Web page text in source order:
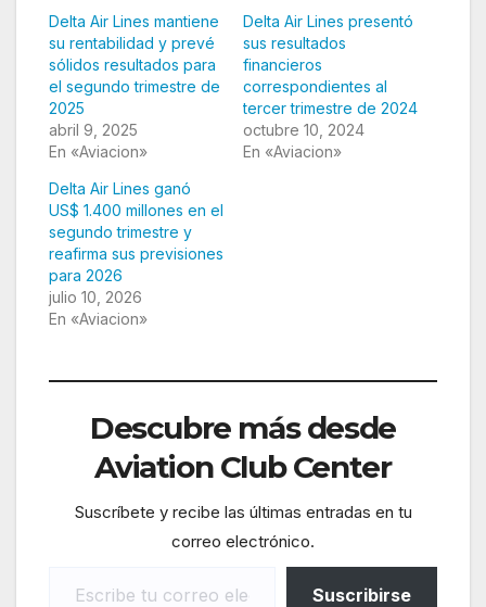
Delta Air Lines mantiene
su rentabilidad y prevé
sólidos resultados para
el segundo trimestre de
2025
abril 9, 2025
En «Aviacion»
Delta Air Lines presentó
sus resultados
financieros
correspondientes al
tercer trimestre de 2024
octubre 10, 2024
En «Aviacion»
Delta Air Lines ganó
US$ 1.400 millones en el
segundo trimestre y
reafirma sus previsiones
para 2026
julio 10, 2026
En «Aviacion»
Descubre más desde
Aviation Club Center
Suscríbete y recibe las últimas entradas en tu
correo electrónico.
Suscribirse